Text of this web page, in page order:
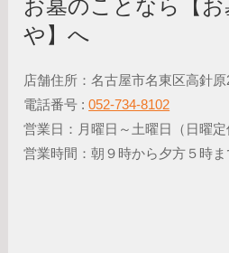
お墓のことなら【
や】へ
店舗住所：名古屋市名東区高針原
電話番号 :052-734-8102
営業日：月曜日～土曜日（日
営業時間：朝９時から夕方５時ま